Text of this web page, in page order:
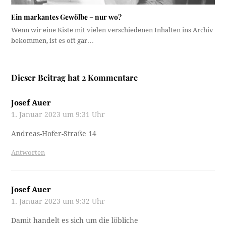
Ein markantes Gewölbe – nur wo?
Wenn wir eine Kiste mit vielen verschiedenen Inhalten ins Archiv
bekommen, ist es oft gar…
Dieser Beitrag hat 2 Kommentare
Josef Auer
1. Januar 2023 um 9:31 Uhr
Andreas-Hofer-Straße 14
Antworten
Josef Auer
1. Januar 2023 um 9:32 Uhr
Damit handelt es sich um die löbliche